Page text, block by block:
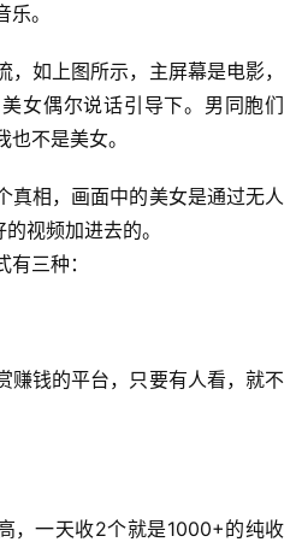
。
如上图所示，主屏幕是电影，
女偶尔说话引导下。男同胞们
不是美女。
真相，画面中的美女是通过无人
视频加进去的。
三种：
赚钱的平台，只要有人看，就不
，一天收2个就是1000+的纯收